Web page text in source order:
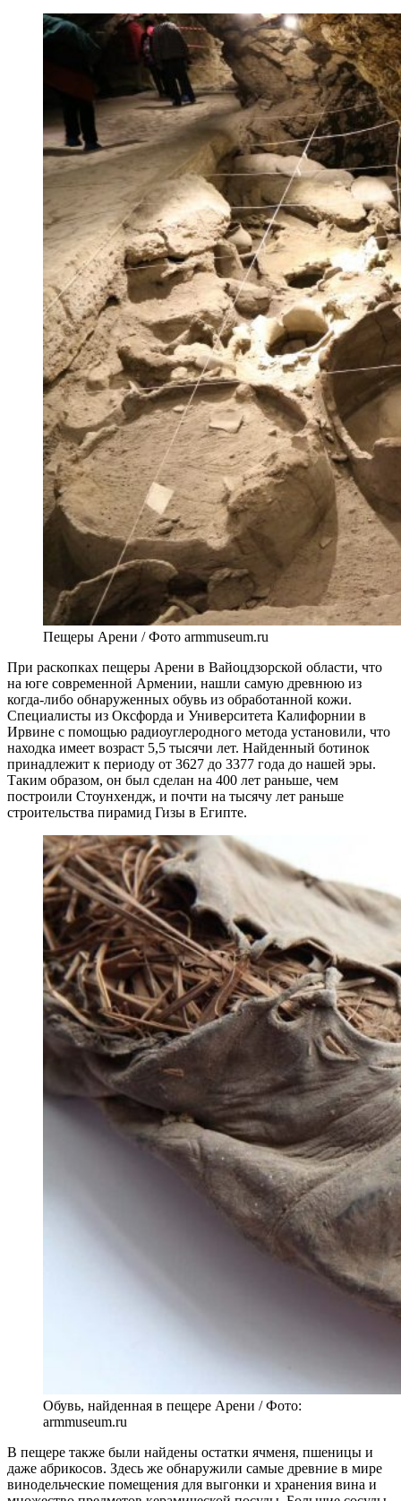
Пещеры Арени / Фото armmuseum.ru
При раскопках пещеры Арени в Вайоцдзорской области, что
на юге современной Армении, нашли самую древнюю из
когда-либо обнаруженных обувь из обработанной кожи.
Специалисты из Оксфорда и Университета Калифорнии в
Ирвине с помощью радиоуглеродного метода установили, что
находка имеет возраст 5,5 тысячи лет. Найденный ботинок
принадлежит к периоду от 3627 до 3377 года до нашей эры.
Таким образом, он был сделан на 400 лет раньше, чем
построили Стоунхендж, и почти на тысячу лет раньше
строительства пирамид Гизы в Египте.
Обувь, найденная в пещере Арени / Фото:
armmuseum.ru
В пещере также были найдены остатки ячменя, пшеницы и
даже абрикосов. Здесь же обнаружили самые древние в мире
винодельческие помещения для выгонки и хранения вина и